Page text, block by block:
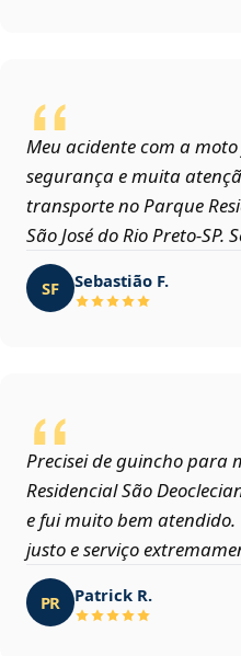
Meu acidente com a
segurança e muita
transporte no Parque
São José do Rio Preto‑SP.
SF Sebastião F.
Precisei de guincho para
Residencial São
e fui muito bem
justo e serviço
PR Patrick R.